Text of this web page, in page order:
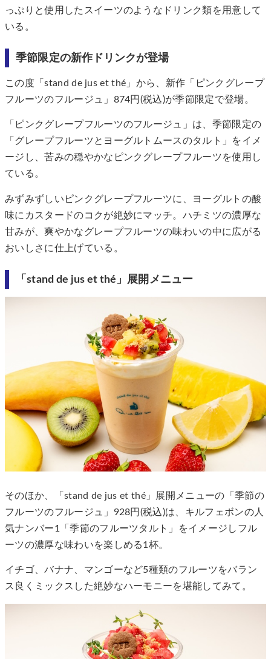
っぷりと使用したスイーツのようなドリンク類を用意して
いる。
季節限定の新作ドリンクが登場
この度「stand de jus et thé」から、新作「ピンクグレープ
フルーツのフルージュ」874円(税込)が季節限定で登場。
「ピンクグレープフルーツのフルージュ」は、季節限定の
「グレープフルーツとヨーグルトムースのタルト」をイメ
ージし、苦みの穏やかなピンクグレープフルーツを使用し
ている。
みずみずしいピンクグレープフルーツに、ヨーグルトの酸
味にカスタードのコクが絶妙にマッチ。ハチミツの濃厚な
甘みが、爽やかなグレープフルーツの味わいの中に広がる
おいしさに仕上げている。
「stand de jus et thé」展開メニュー
そのほか、「stand de jus et thé」展開メニューの「季節の
フルーツのフルージュ」928円(税込)は、キルフェボンの人
気ナンバー1「季節のフルーツタルト」をイメージしフル
ーツの濃厚な味わいを楽しめる1杯。
イチゴ、バナナ、マンゴーなど5種類のフルーツをバラン
ス良くミックスした絶妙なハーモニーを堪能してみて。